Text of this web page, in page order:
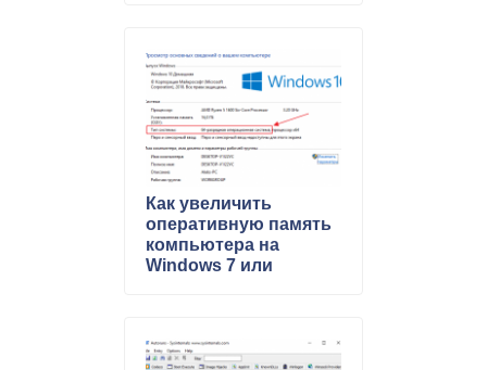
Как увеличить
оперативную память
компьютера на
Windows 7 или